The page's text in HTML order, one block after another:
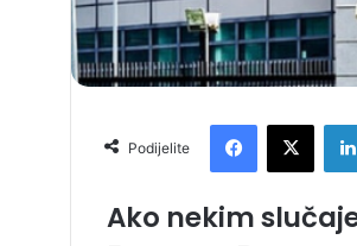
Podijelite
Ako nekim